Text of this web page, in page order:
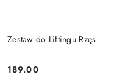
Zestaw do Liftingu Rzęs
Cena:
189.00